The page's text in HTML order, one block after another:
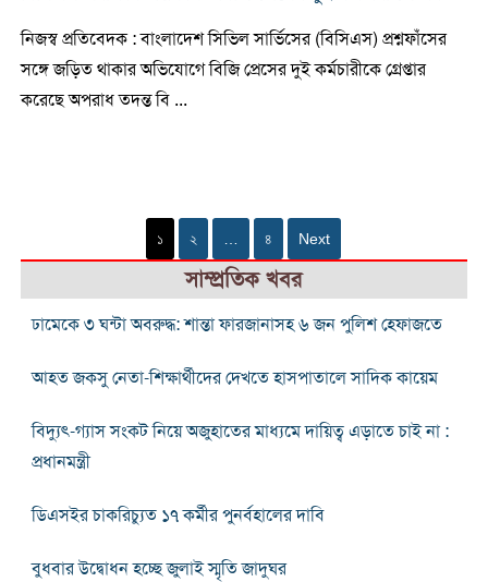
নিজস্ব প্রতিবেদক : বাংলাদেশ সিভিল সার্ভিসের (বিসিএস) প্রশ্নফাঁসের
সঙ্গে জড়িত থাকার অভিযোগে বিজি প্রেসের দুই কর্মচারীকে গ্রেপ্তার
করেছে অপরাধ তদন্ত বি ...
১ ২ … ৪ Next
সাম্প্রতিক খবর
ঢামেকে ৩ ঘন্টা অবরুদ্ধ: শান্তা ফারজানাসহ ৬ জন পুলিশ হেফাজতে
আহত জকসু নেতা-শিক্ষার্থীদের দেখতে হাসপাতালে সাদিক কায়েম
বিদ্যুৎ-গ্যাস সংকট নিয়ে অজুহাতের মাধ্যমে দায়িত্ব এড়াতে চাই না :
প্রধানমন্ত্রী
ডিএসইর চাকরিচ্যুত ১৭ কর্মীর পুনর্বহালের দাবি
বুধবার উদ্বোধন হচ্ছে জুলাই স্মৃতি জাদুঘর